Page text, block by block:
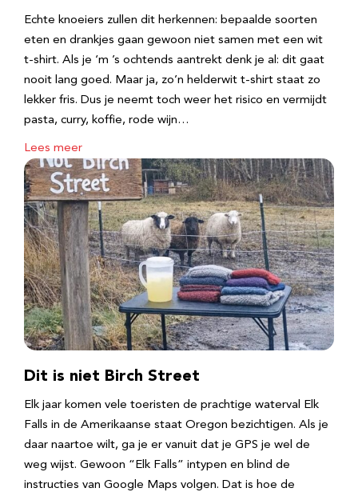
Echte knoeiers zullen dit herkennen: bepaalde soorten
eten en drankjes gaan gewoon niet samen met een wit
t-shirt. Als je ‘m ’s ochtends aantrekt denk je al: dit gaat
nooit lang goed. Maar ja, zo’n helderwit t-shirt staat zo
lekker fris. Dus je neemt toch weer het risico en vermijdt
pasta, curry, koffie, rode wijn…
Lees meer
Dit is niet Birch Street
Elk jaar komen vele toeristen de prachtige waterval Elk
Falls in de Amerikaanse staat Oregon bezichtigen. Als je
daar naartoe wilt, ga je er vanuit dat je GPS je wel de
weg wijst. Gewoon “Elk Falls” intypen en blind de
instructies van Google Maps volgen. Dat is hoe de